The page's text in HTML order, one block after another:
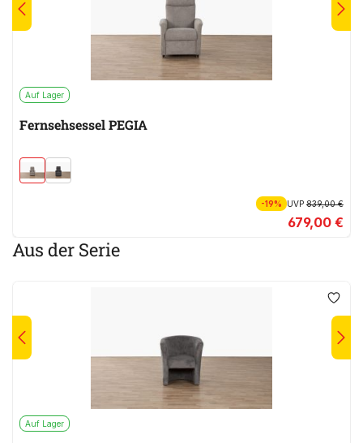
Auf Lager
Fernsehsessel PEGIA
-19% UVP839,00 €
679,00 €
Aus der Serie
Auf Lager